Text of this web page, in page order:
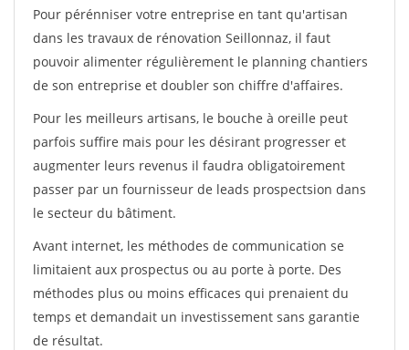
Pour pérénniser votre entreprise en tant qu'artisan
dans les travaux de rénovation Seillonnaz, il faut
pouvoir alimenter régulièrement le planning chantiers
de son entreprise et doubler son chiffre d'affaires.
Pour les meilleurs artisans, le bouche à oreille peut
parfois suffire mais pour les désirant progresser et
augmenter leurs revenus il faudra obligatoirement
passer par un fournisseur de leads prospectsion dans
le secteur du bâtiment.
Avant internet, les méthodes de communication se
limitaient aux prospectus ou au porte à porte. Des
méthodes plus ou moins efficaces qui prenaient du
temps et demandait un investissement sans garantie
de résultat.